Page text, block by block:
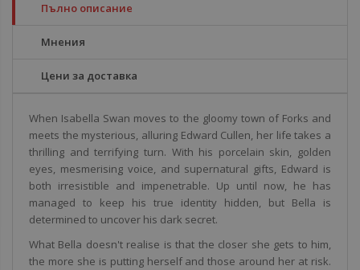
Пълно описание
Мнения
Цени за доставка
When Isabella Swan moves to the gloomy town of Forks and
meets the mysterious, alluring Edward Cullen, her life takes a
thrilling and terrifying turn. With his porcelain skin, golden
eyes, mesmerising voice, and supernatural gifts, Edward is
both irresistible and impenetrable. Up until now, he has
managed to keep his true identity hidden, but Bella is
determined to uncover his dark secret.
What Bella doesn't realise is that the closer she gets to him,
the more she is putting herself and those around her at risk.